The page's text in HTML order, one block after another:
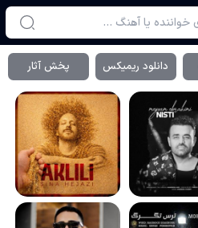
دانلود ریمیکس پخش آثار